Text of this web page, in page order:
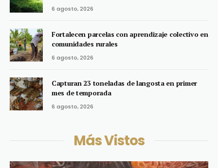
6 agosto, 2026
Fortalecen parcelas con aprendizaje colectivo en
comunidades rurales
6 agosto, 2026
Capturan 23 toneladas de langosta en primer
mes de temporada
6 agosto, 2026
Más Vistos